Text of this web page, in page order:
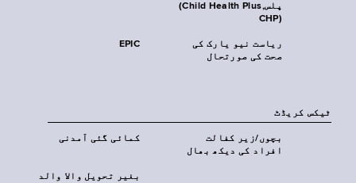
پلس‎(Child Health Plus,
CHP)‎
EPIC
ریاست نیو یارک کی
صحت کی صورتحال
ٹیکس کریڈٹ
کمائی گئی آمدنی
بچوں/زیر کفالت
افراد کی دیکھ بھال
بغیر تحویل والا والد